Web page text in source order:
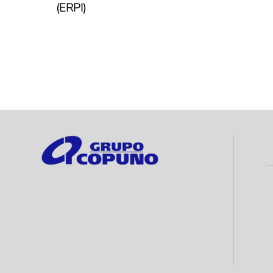
(ERPI)